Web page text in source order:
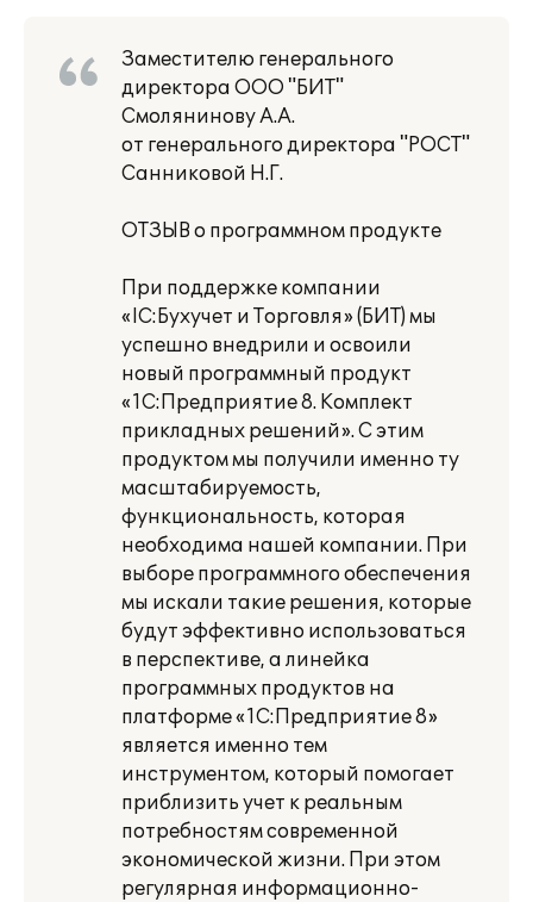
Заместителю генерального
директора ООО "БИТ"
Смолянинову А.А.
от генерального директора "РОСТ"
Санниковой Н.Г.
ОТЗЫВ о программном продукте
При поддержке компании
«lС:Бухучет и Торговля» (БИТ) мы
успешно внедрили и освоили
новый программный продукт
«1С:Предприятие 8. Комплект
прикладных решений». С этим
продуктом мы получили именно ту
масштабируемость,
функциональность, которая
необходима нашей компании. При
выборе программного обеспечения
мы искали такие решения, которые
будут эффективно использоваться
в перспективе, а линейка
программных продуктов на
платформе «1С:Предприятие 8»
является именно тем
инструментом, который помогает
приблизить учет к реальным
потребностям современной
экономической жизни. При этом
регулярная информационно-